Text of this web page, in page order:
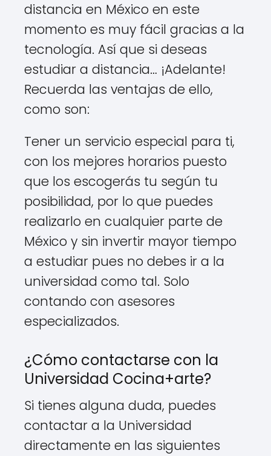
distancia en México en este
momento es muy fácil gracias a la
tecnología. Así que si deseas
estudiar a distancia… ¡Adelante!
Recuerda las ventajas de ello,
como son:
Tener un servicio especial para ti,
con los mejores horarios puesto
que los escogerás tu según tu
posibilidad, por lo que puedes
realizarlo en cualquier parte de
México y sin invertir mayor tiempo
a estudiar pues no debes ir a la
universidad como tal. Solo
contando con asesores
especializados.
¿Cómo contactarse con la
Universidad Cocina+arte?
Si tienes alguna duda, puedes
contactar a la Universidad
directamente en las siguientes